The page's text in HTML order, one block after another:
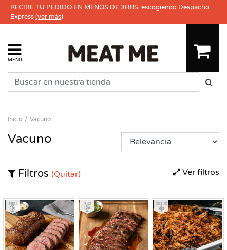
RECIBE TU PEDIDO EN MENOS DE 3HRS. escogiendo Despacho
Express(ver más)
MENU
Inicio Vacuno
Vacuno
Ver filtros
Filtros (Quitar)
Fresco Fresco Congelado